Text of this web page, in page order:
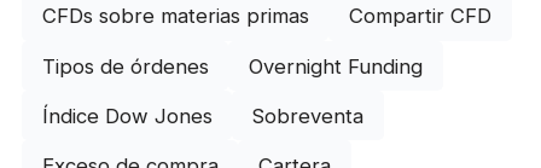
CFDs sobre materias primas Compartir CFD
Tipos de órdenes Overnight Funding
Índice Dow Jones Sobreventa